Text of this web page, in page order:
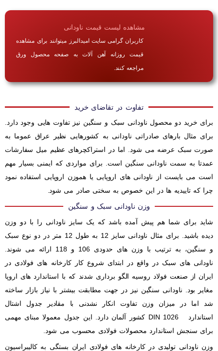
مشاهده لیست قیمت ناودانی
کاربران گرامی سایت امیدالبرز میتوانند برای مشاهده
قیمت روزانه آهن آلات به صفحه محصول ورق
مراجعه کنند.
تفاوت در تقاضای خرید
برای خرید دو محصول ناودانی سبک و سنگین نیز تفاوت هایی وجود دارد.
برای مثال بارهای صادراتی ناودانی به کشورهایی نظیر عراق عموما به
صورت سبک عرضه می شود. اما در استراکچرهای عظیم میل سفارشات
عمدتا به سمت ناودانی سنگین است. برای مواردی که ایمنی بسیار مهم
است می بایست از ناودانی های اروپایی یا هموزن اروپایی استفاده نمود
چرا که تاییدیه ها در این خصوص به سختی صادر می شود.
وزن ناودانی سبک و سنگین
شاید برای شما هم پیش آمده باشد که یک سایز ناودانی را با دو وزن
دیده باشید. برای مثال ناودانی سایز 12 به طول 12 متر در دو نوع سبک
و سنگین، به ترتیب با وزن های حدودی 106 و 118 ارائه می شوند.
ناودانی های سبک در واقع در ابتدای شروع کار کارخانه های فولادی در
ایران از صنعت فولاد روسیه الگو برداری شدند که با استاندارد های اروپا
مغایر بود. ناودانی سنگین نیز در جهت مطابقت بیشتر با نیاز بازار ساخته
شد اما در میزان وزن تفاوت انکار نشدنی با مقادیر جدول اشتال
استاندارد DIN 1026 کشور آلمان دارد. این جدول معمولا مبنای مهمی
برای سنجش استاندارد محصولات فولادی محسوب می شود.
وزن ناودانی تولیدی در کارخانه های فولادی ایران بستگی به کالیبراسیون